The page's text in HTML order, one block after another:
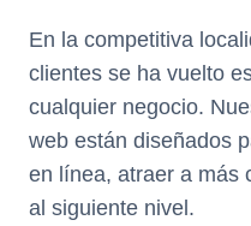
En la competitiva
clientes se ha vuelto
cualquier negocio.
web están diseñados
en línea, atraer a más
al siguiente nivel.